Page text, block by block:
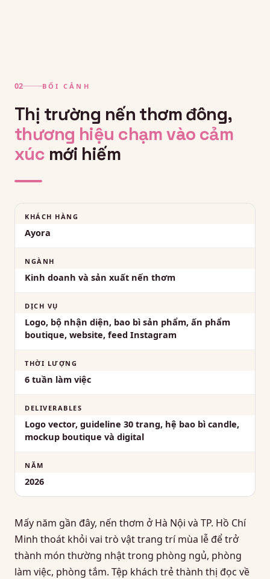
BỐI CẢNH
Thị trường nến thơm đông,
thương hiệu chạm vào cảm
xúc mới hiếm
KHÁCH HÀNG
Ayora
NGÀNH
Kinh doanh và sản xuất nến thơm
DỊCH VỤ
Logo, bộ nhận diện, bao bì sản phẩm, ấn phẩm
boutique, website, feed Instagram
THỜI LƯỢNG
6 tuần làm việc
DELIVERABLES
Logo vector, guideline 30 trang, hệ bao bì candle,
mockup boutique và digital
NĂM
2026
Mấy năm gần đây, nến thơm ở Hà Nội và TP. Hồ Chí
Minh thoát khỏi vai trò vật trang trí mùa lễ để trở
thành món thường nhật trong phòng ngủ, phòng
làm việc, phòng tắm. Tệp khách trẻ thành thị đọc về